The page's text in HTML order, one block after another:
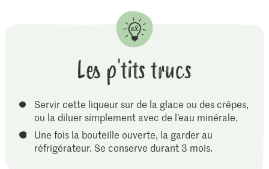
Les p'tits trucs
Servir cette liqueur sur de la glace ou des crêpes,
ou la diluer simplement avec de l’eau minérale.
Une fois la bouteille ouverte, la garder au
réfrigérateur. Se conserve durant 3 mois.